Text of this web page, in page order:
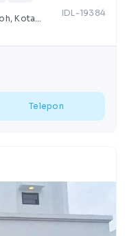
Kota
IDL-19384
Telepon